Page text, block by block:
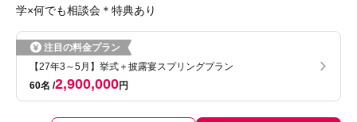
学×何でも相談会＊特典あり
注目の料金プラン
【27年3～5月】挙式＋披露宴スプリングプラン
60名 2,900,000円